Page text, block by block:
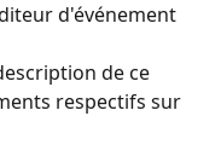
d'événement
de ce
respectifs sur